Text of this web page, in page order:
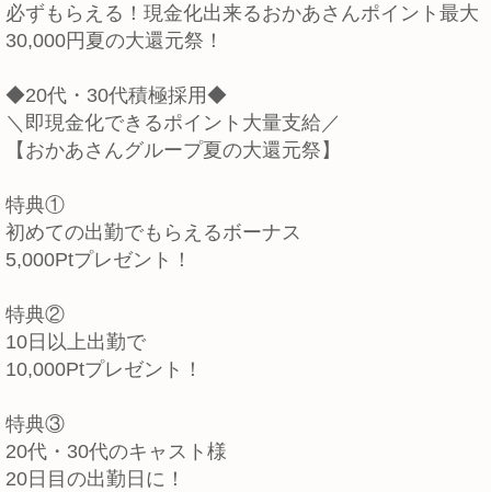
必ずもらえる！現金化出来るおかあさんポイント最大
30,000円夏の大還元祭！
◆20代・30代積極採用◆
＼即現金化できるポイント大量支給／
【おかあさんグループ夏の大還元祭】
特典①
初めての出勤でもらえるボーナス
5,000Ptプレゼント！
特典②
10日以上出勤で
10,000Ptプレゼント！
特典③
20代・30代のキャスト様
20日目の出勤日に！